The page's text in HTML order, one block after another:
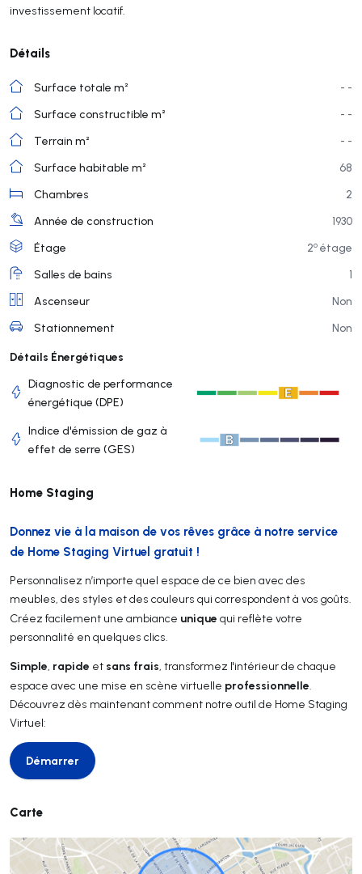
investissement locatif.
Détails
Surface totale m²
- -
Surface constructible m²
- -
Terrain m²
- -
Surface habitable m²
68
Chambres
2
Année de construction
1930
Étage
2o étage
Salles de bains
1
Ascenseur
Non
Stationnement
Non
Détails Énergétiques
Diagnostic de performance
énergétique (DPE)
Indice d'émission de gaz à
effet de serre (GES)
Home Staging
Donnez vie à la maison de vos rêves grâce à notre service
de Home Staging Virtuel gratuit !
Personnalisez n’importe quel espace de ce bien avec des
meubles, des styles et des couleurs qui correspondent à vos goûts.
Créez facilement une ambiance unique qui reflète votre
personnalité en quelques clics.
Simple, rapide et sans frais, transformez l'intérieur de chaque
espace avec une mise en scène virtuelle professionnelle.
Découvrez dès maintenant comment notre outil de Home Staging
Virtuel:
Démarrer
Démarrer
Carte